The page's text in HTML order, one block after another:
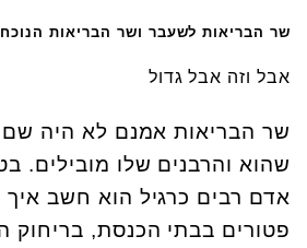
שר הבריאות לשעבר ושר הבריאות
אבל וזה אבל גדול
שר הבריאות אמנם לא היה שם
שהוא והרבנים שלו מובילים.
אדם רבים כרגיל הוא חשב
פטורים בבתי הכנסת, בריחוק